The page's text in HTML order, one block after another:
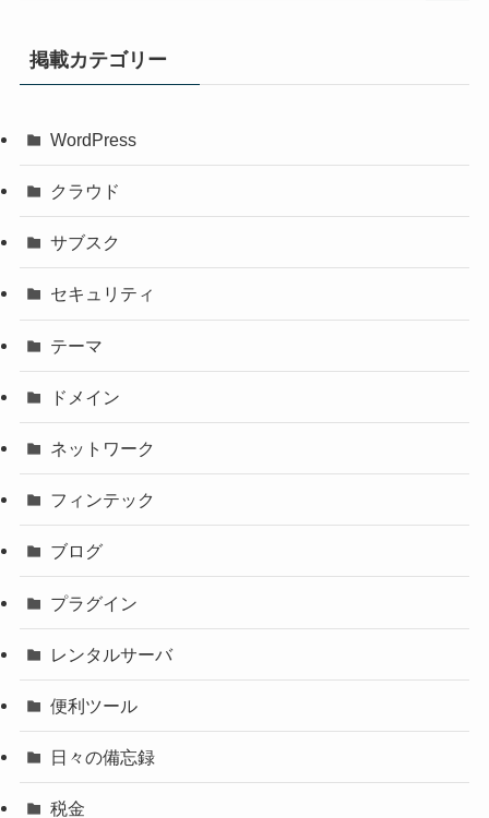
掲載カテゴリー
WordPress
クラウド
サブスク
セキュリティ
テーマ
ドメイン
ネットワーク
フィンテック
ブログ
プラグイン
レンタルサーバ
便利ツール
日々の備忘録
税金